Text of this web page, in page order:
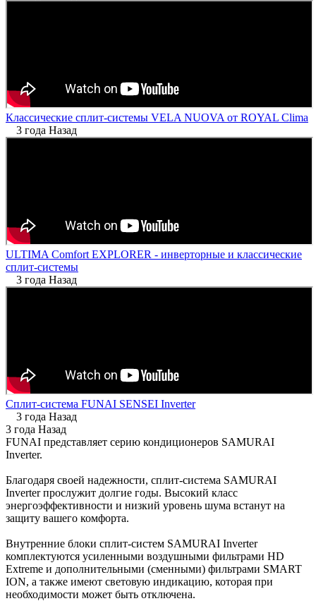
Классические сплит-системы VELA NUOVA от ROYAL Clima
3 года Назад
ULTIMA Comfort EXPLORER - инверторные и классические
сплит-системы
3 года Назад
Сплит-система FUNAI SENSEI Inverter
3 года Назад
3 года Назад
FUNAI представляет серию кондиционеров SAMURAI
Inverter.
Благодаря своей надежности, сплит-система SAMURAI
Inverter прослужит долгие годы. Высокий класс
энергоэффективности и низкий уровень шума встанут на
защиту вашего комфорта.
Внутренние блоки сплит-систем SAMURAI Inverter
комплектуются усиленными воздушными фильтрами HD
Extreme и дополнительными (сменными) фильтрами SMART
ION, а также имеют световую индикацию, которая при
необходимости может быть отключена.